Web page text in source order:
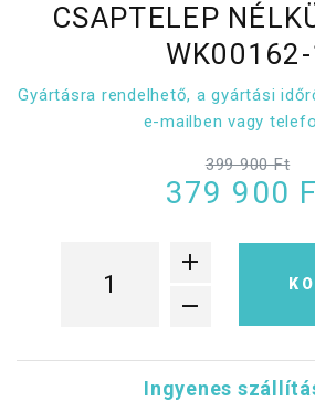
CSAPTELEP
WK00162-
Gyártásra rendelhető, a gyártási
e-mailben vagy
399 900 Ft
379 900
Ingyenes